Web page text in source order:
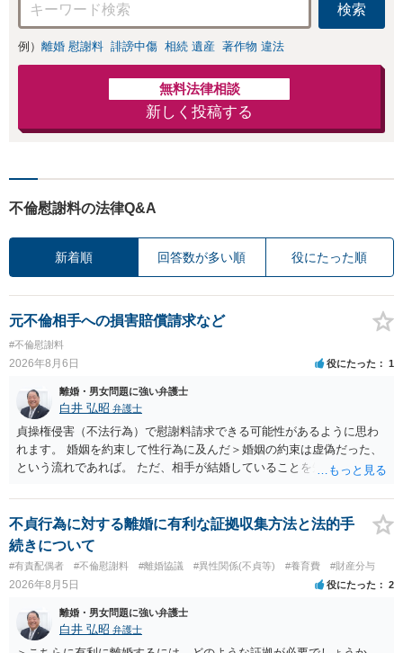
検索
例） 離婚 慰謝料 誹謗中傷 相続 遺産 著作物 違法
無料法律相談
新しく投稿する
不倫慰謝料の法律Q&A
新着順 回答数が多い順 役にたった順
元不倫相手への損害賠償請求など
#不倫慰謝料
2026年8月6日 役にたった 1
離婚・男女問題に強い弁護士
白井 弘昭 弁護士
貞操権侵害（不法行為）で慰謝料請求できる可能性があるように思わ
れます。 婚姻を約束して性行為に及んだ＞婚姻の約束は虚偽だった、
という流れであれば。 ただ、相手が結婚していることを知って行為に
性も認められそうですので、あまり慰謝料は高額にならないように思
われます。 一度、最寄りの弁護士に相談してみてください。
不貞行為に対する離婚に有利な証拠収集方法と法的手
続きについて
#有責配偶者 #不倫慰謝料 #離婚協議 #異性関係(不貞等) #養育費 #財産分与
2026年8月5日 役にたった 2
離婚・男女問題に強い弁護士
白井 弘昭 弁護士